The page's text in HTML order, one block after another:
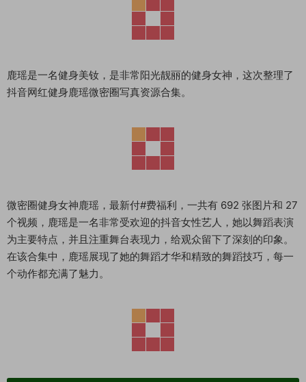
鹿瑶是一名健身美钕，是非常阳光靓丽的健身女神，这次整理了
抖音网红健身鹿瑶微密圈写真资源合集。
微密圈健身女神鹿瑶，最新付#费福利，一共有 692 张图片和 27
个视频，鹿瑶是一名非常受欢迎的抖音女性艺人，她以舞蹈表演
为主要特点，并且注重舞台表现力，给观众留下了深刻的印象。
在该合集中，鹿瑶展现了她的舞蹈才华和精致的舞蹈技巧，每一
个动作都充满了魅力。